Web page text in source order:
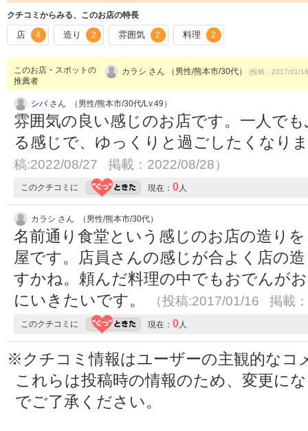
クチコミからみる、このお店の特長
店 4 造り 2 雰囲気 2 料理 2
このお店・スポットの
推薦者
カラシ さん （男性/熊本市/30代） (投稿：2017/01/
シバさん （男性/熊本市/30代/Lv.49）
雰囲気の良い感じのお店です。一人で
る感じで、ゆっくりと過ごしたくなり
稿:2022/08/27 掲載：2022/08/28）
このクチコミに 現在： 0 人
カラシ さん （男性/熊本市/30代）
名前通り食堂という感じのお店の造り
屋です。店員さんの感じが合よく店の
すかね。頼んだ料理の中でもおでんが
にいきたいです。
（投稿:2017/01/16 掲載
このクチコミに 現在： 0 人
※クチコミ情報はユーザーの主観的なコ
これらは投稿時の情報のため、変更に
でご了承ください。